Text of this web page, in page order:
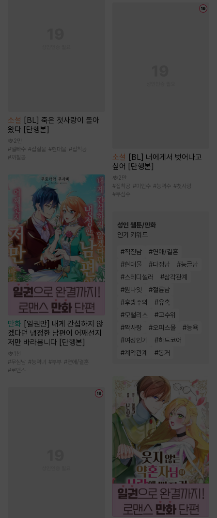
소설 [BL] 죽은 첫사랑이 돌아
왔다 [단행본]
2만
#얼빠수 #삽질물 #현대물 #집착공
#까칠공
만화 [일권만] 내게 간섭하지 않
겠다던 냉정한 남편이 어째선지
저만 바라봅니다 [단행본]
1천
#무심남 #능력녀 #부부 #연애/결혼
#로맨스
소설
[BL] 너에게서 벗어나고
싶어 [단행본]
2만
#집착공 #미인수 #능력수 #첫사랑
#무심수
성인 웹툰/만화
인기 키워드
#직진남 #연애/결혼
#현대물 #다정남 #능글남
#스테디셀러 #삼각관계
#원나잇 #절륜남
#후방주의 #유혹
#모럴리스 #고수위
#짝사랑 #오피스물 #능욕
#여성인기 #하드코어
#계약관계 #동거